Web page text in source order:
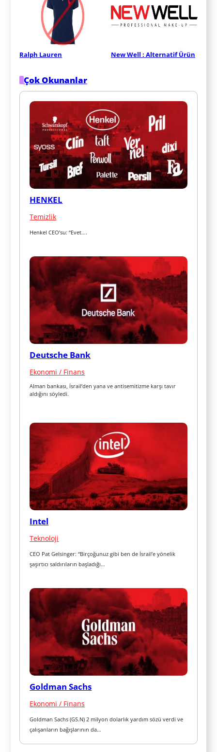
Ralph Lauren New Well : Alternatif Ürün
Çok Okunanlar
HENKEL
Temizlik
Henkel CEO’su: “Evet….
Deutsche Bank
Ekonomi / Finans
Alman bankası, İsrail’den yana ve antisemitizme karşı tavır
aldığını söyledi.
Intel
Teknoloji
CEO Pat Gelsinger: “Birçoğunuz gibi ben de İsrail’e yönelik
şaşırtıcı saldırıların başladığı…
Goldman Sachs
Ekonomi / Finans
Goldman Sachs (GS.N) 2 milyon dolarlık yardım sözü verdi ve
çalışanların bağışlarının da…